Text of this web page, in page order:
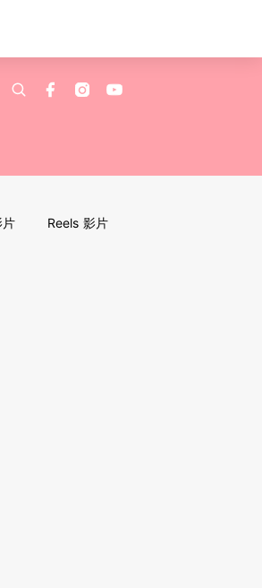
片 Reels 影片